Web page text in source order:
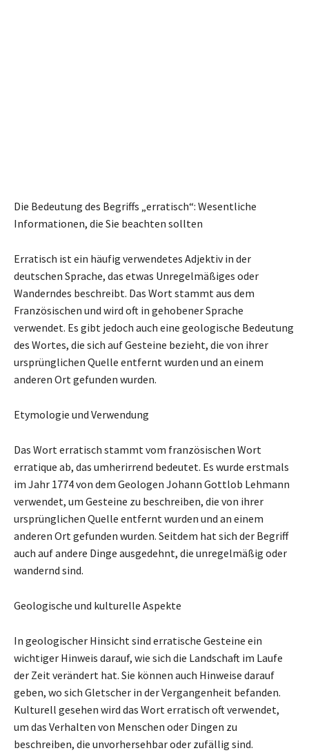
Die Bedeutung des Begriffs „erratisch“: Wesentliche
Informationen, die Sie beachten sollten
Erratisch ist ein häufig verwendetes Adjektiv in der
deutschen Sprache, das etwas Unregelmäßiges oder
Wanderndes beschreibt. Das Wort stammt aus dem
Französischen und wird oft in gehobener Sprache
verwendet. Es gibt jedoch auch eine geologische Bedeutung
des Wortes, die sich auf Gesteine ​​bezieht, die von ihrer
ursprünglichen Quelle entfernt wurden und an einem
anderen Ort gefunden wurden.
Etymologie und Verwendung
Das Wort erratisch stammt vom französischen Wort
erratique ab, das umherirrend bedeutet. Es wurde erstmals
im Jahr 1774 von dem Geologen Johann Gottlob Lehmann
verwendet, um Gesteine ​​zu beschreiben, die von ihrer
ursprünglichen Quelle entfernt wurden und an einem
anderen Ort gefunden wurden. Seitdem hat sich der Begriff
auch auf andere Dinge ausgedehnt, die unregelmäßig oder
wandernd sind.
Geologische und kulturelle Aspekte
In geologischer Hinsicht sind erratische Gesteine ​​ein
wichtiger Hinweis darauf, wie sich die Landschaft im Laufe
der Zeit verändert hat. Sie können auch Hinweise darauf
geben, wo sich Gletscher in der Vergangenheit befanden.
Kulturell gesehen wird das Wort erratisch oft verwendet,
um das Verhalten von Menschen oder Dingen zu
beschreiben, die unvorhersehbar oder zufällig sind.